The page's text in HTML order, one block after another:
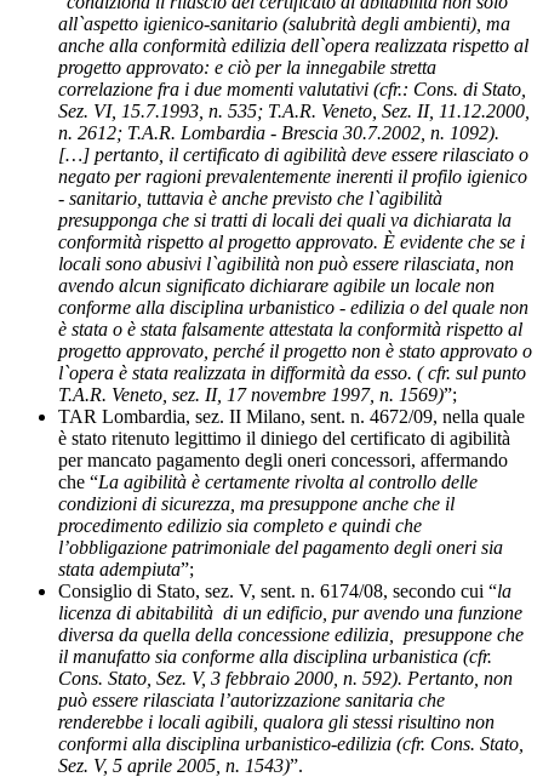
all`aspetto igienico-sanitario (salubrità degli ambienti), ma
anche alla conformità edilizia dell`opera realizzata rispetto al
progetto approvato: e ciò per la innegabile stretta
correlazione fra i due momenti valutativi (cfr.: Cons. di Stato,
Sez. VI, 15.7.1993, n. 535; T.A.R. Veneto, Sez. II, 11.12.2000,
n. 2612; T.A.R. Lombardia - Brescia 30.7.2002, n. 1092).
[…] pertanto, il certificato di agibilità deve essere rilasciato o
negato per ragioni prevalentemente inerenti il profilo igienico
- sanitario, tuttavia è anche previsto che l`agibilità
presupponga che si tratti di locali dei quali va dichiarata la
conformità rispetto al progetto approvato. È evidente che se i
locali sono abusivi l`agibilità non può essere rilasciata, non
avendo alcun significato dichiarare agibile un locale non
conforme alla disciplina urbanistico - edilizia o del quale non
è stata o è stata falsamente attestata la conformità rispetto al
progetto approvato, perché il progetto non è stato approvato o
l`opera è stata realizzata in difformità da esso. ( cfr. sul punto
T.A.R. Veneto, sez. II, 17 novembre 1997, n. 1569)”;
TAR Lombardia, sez. II Milano, sent. n. 4672/09, nella quale
è stato ritenuto legittimo il diniego del certificato di agibilità
per mancato pagamento degli oneri concessori, affermando
che “La agibilità è certamente rivolta al controllo delle
condizioni di sicurezza, ma presuppone anche che il
procedimento edilizio sia completo e quindi che
l’obbligazione patrimoniale del pagamento degli oneri sia
stata adempiuta”;
Consiglio di Stato, sez. V, sent. n. 6174/08, secondo cui “la
licenza di abitabilità di un edificio, pur avendo una funzione
diversa da quella della concessione edilizia, presuppone che
il manufatto sia conforme alla disciplina urbanistica (cfr.
Cons. Stato, Sez. V, 3 febbraio 2000, n. 592). Pertanto, non
può essere rilasciata l’autorizzazione sanitaria che
renderebbe i locali agibili, qualora gli stessi risultino non
conformi alla disciplina urbanistico-edilizia (cfr. Cons. Stato,
Sez. V, 5 aprile 2005, n. 1543)”.